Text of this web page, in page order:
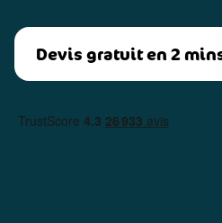
Devis gratuit en 2